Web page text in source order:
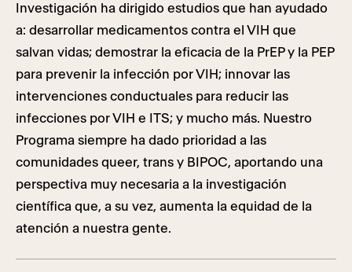
Investigación ha dirigido estudios que han ayudado
a: desarrollar medicamentos contra el VIH que
salvan vidas; demostrar la eficacia de la PrEP y la PEP
para prevenir la infección por VIH; innovar las
intervenciones conductuales para reducir las
infecciones por VIH e ITS; y mucho más. Nuestro
Programa siempre ha dado prioridad a las
comunidades queer, trans y BIPOC, aportando una
perspectiva muy necesaria a la investigación
científica que, a su vez, aumenta la equidad de la
atención a nuestra gente.